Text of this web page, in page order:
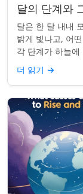
달의 단계와
달은 한 달 내내
밝게 빛나고, 어
각 단계가 하늘
가 아닙니다. 사실
더 읽기 →